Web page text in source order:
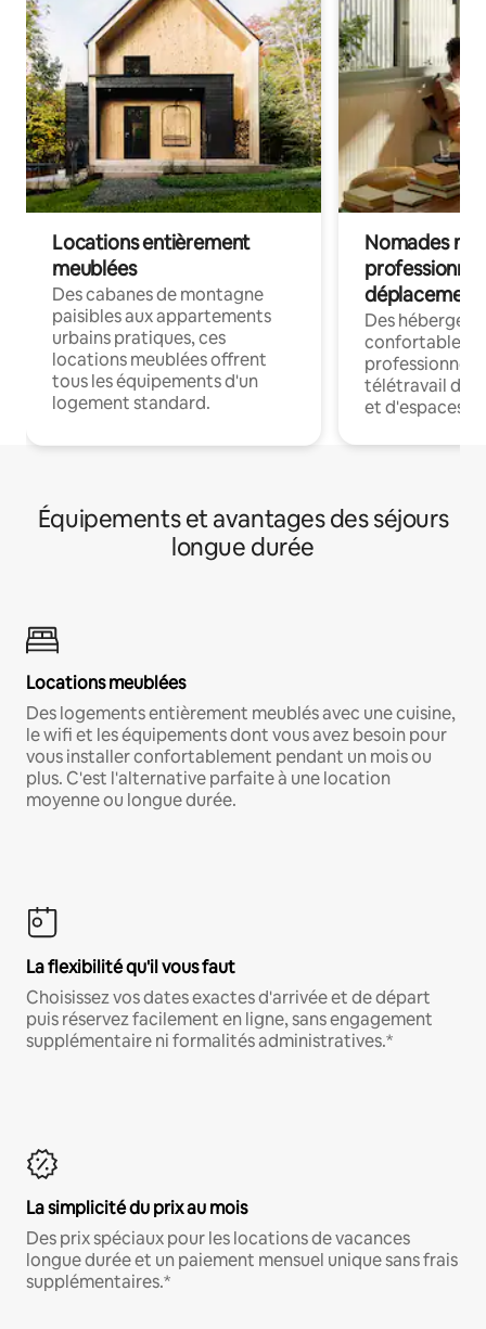
Locations entièrement
meublées
Des cabanes de montagne
paisibles aux appartements
urbains pratiques, ces
locations meublées offrent
tous les équipements d'un
logement standard.
Nomades
déplacement
Des
confortables
professionnels
télétravail
et d'espaces
Équipements et avantages des séjours
longue durée
Locations meublées
Des logements entièrement meublés avec une cuisine,
le wifi et les équipements dont vous avez besoin pour
vous installer confortablement pendant un mois ou
plus. C'est l'alternative parfaite à une location
moyenne ou longue durée.
La flexibilité qu'il vous faut
Choisissez vos dates exactes d'arrivée et de départ
puis réservez facilement en ligne, sans engagement
supplémentaire ni formalités administratives.*
La simplicité du prix au mois
Des prix spéciaux pour les locations de vacances
longue durée et un paiement mensuel unique sans frais
supplémentaires.*